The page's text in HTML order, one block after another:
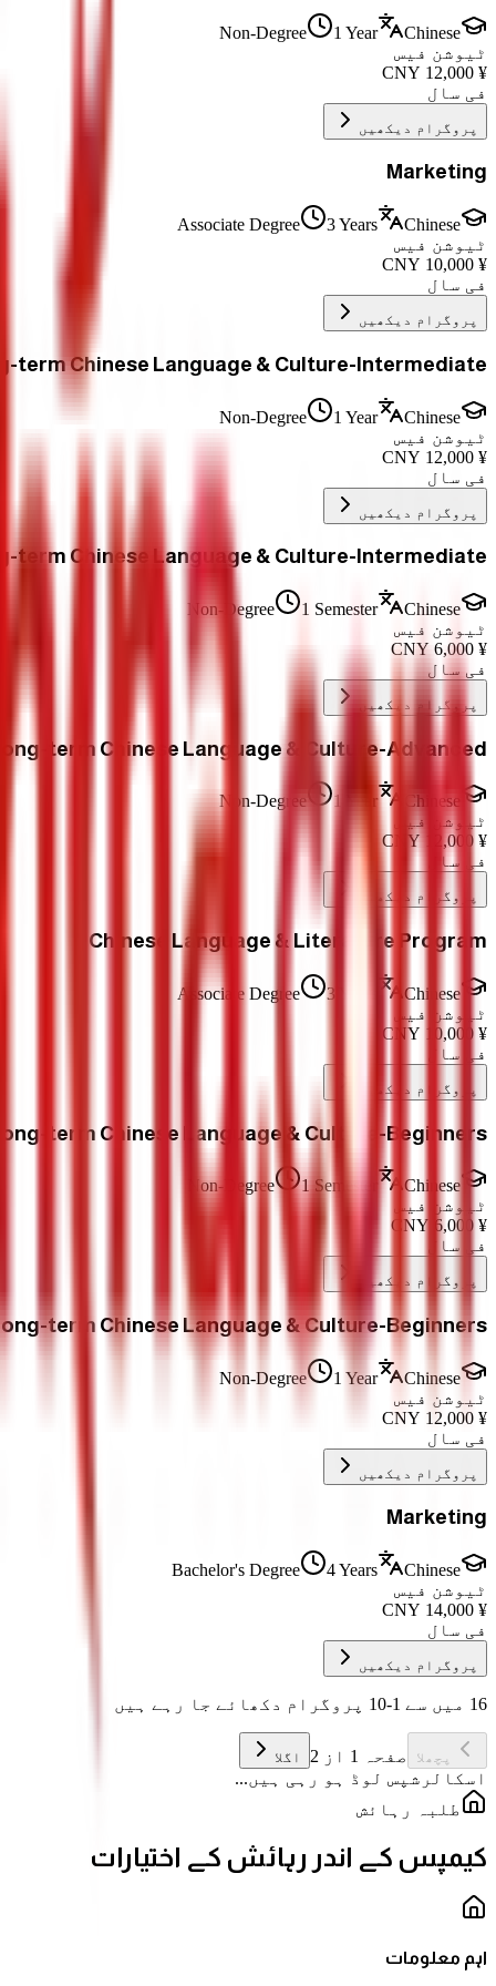
Non-Degree 1 Year
Chinese
ٹیوشن فیس
¥
12,000
فی سال
پروگرام دیکھیں
Marketing
Associate Degree 3 Years
Chinese
ٹیوشن فیس
¥
10,000
فی سال
پروگرام دیکھیں
term Chinese Language & Culture-Intermediate
Non-Degree 1 Year
Chinese
ٹیوشن فیس
¥
12,000
فی سال
پروگرام دیکھیں
term Chinese Language & Culture-Intermediate
Non-Degree 1 Semester
Chinese
ٹیوشن فیس
¥
6,000
فی سال
پروگرام دیکھیں
term Chinese Language & Culture-Advanced
Non-Degree 1 Year
Chinese
ٹیوشن فیس
¥
12,000
فی سال
پروگرام دیکھیں
Chinese Language & Literature Program
Associate Degree 3 Years
Chinese
ٹیوشن فیس
¥
10,000
فی سال
پروگرام دیکھیں
term Chinese Language & Culture-Beginners
Non-Degree 1 Semester
Chinese
ٹیوشن فیس
¥
6,000
فی سال
پروگرام دیکھیں
term Chinese Language & Culture-Beginners
Non-Degree 1 Year
Chinese
ٹیوشن فیس
¥
12,000
فی سال
پروگرام دیکھیں
Marketing
Bachelor's Degree 4 Years
Chinese
ٹیوشن فیس
¥
14,000
فی سال
پروگرام دیکھیں
16 میں سے 1-10 پروگرام دکھائے جا رہے ہیں
پچھلا صفحہ 1 از 2 اگلا
اسکالرشپس لوڈ ہو رہی ہیں...
طلبہ رہائش
کیمپس کے اندر رہائش کے اختیارات
اہم معلومات